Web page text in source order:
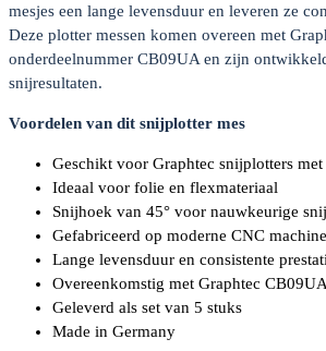
mesjes een lange levensduur en leveren ze
Deze plotter messen komen overeen met
onderdeelnummer CB09UA en zijn
snijresultaten.
Voordelen van dit snijplotter mes
Geschikt voor Graphtec snijplotters
Ideaal voor folie en flexmateriaal
Snijhoek van 45° voor nauwkeurige
Gefabriceerd op moderne CNC
Lange levensduur en consistente
Overeenkomstig met Graphtec CB09UA
Geleverd als set van 5 stuks
Made in Germany